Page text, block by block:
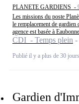
PLANETE GARDIENS -
Les missions du poste
le remplacement de gardien
agence est basée à
CDI - Temps plein
Publié il y a plus de 30 jours
Gardien